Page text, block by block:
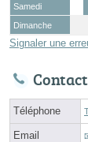
Samedi
Dimanche
Signaler une
Contact
Téléphone
Email